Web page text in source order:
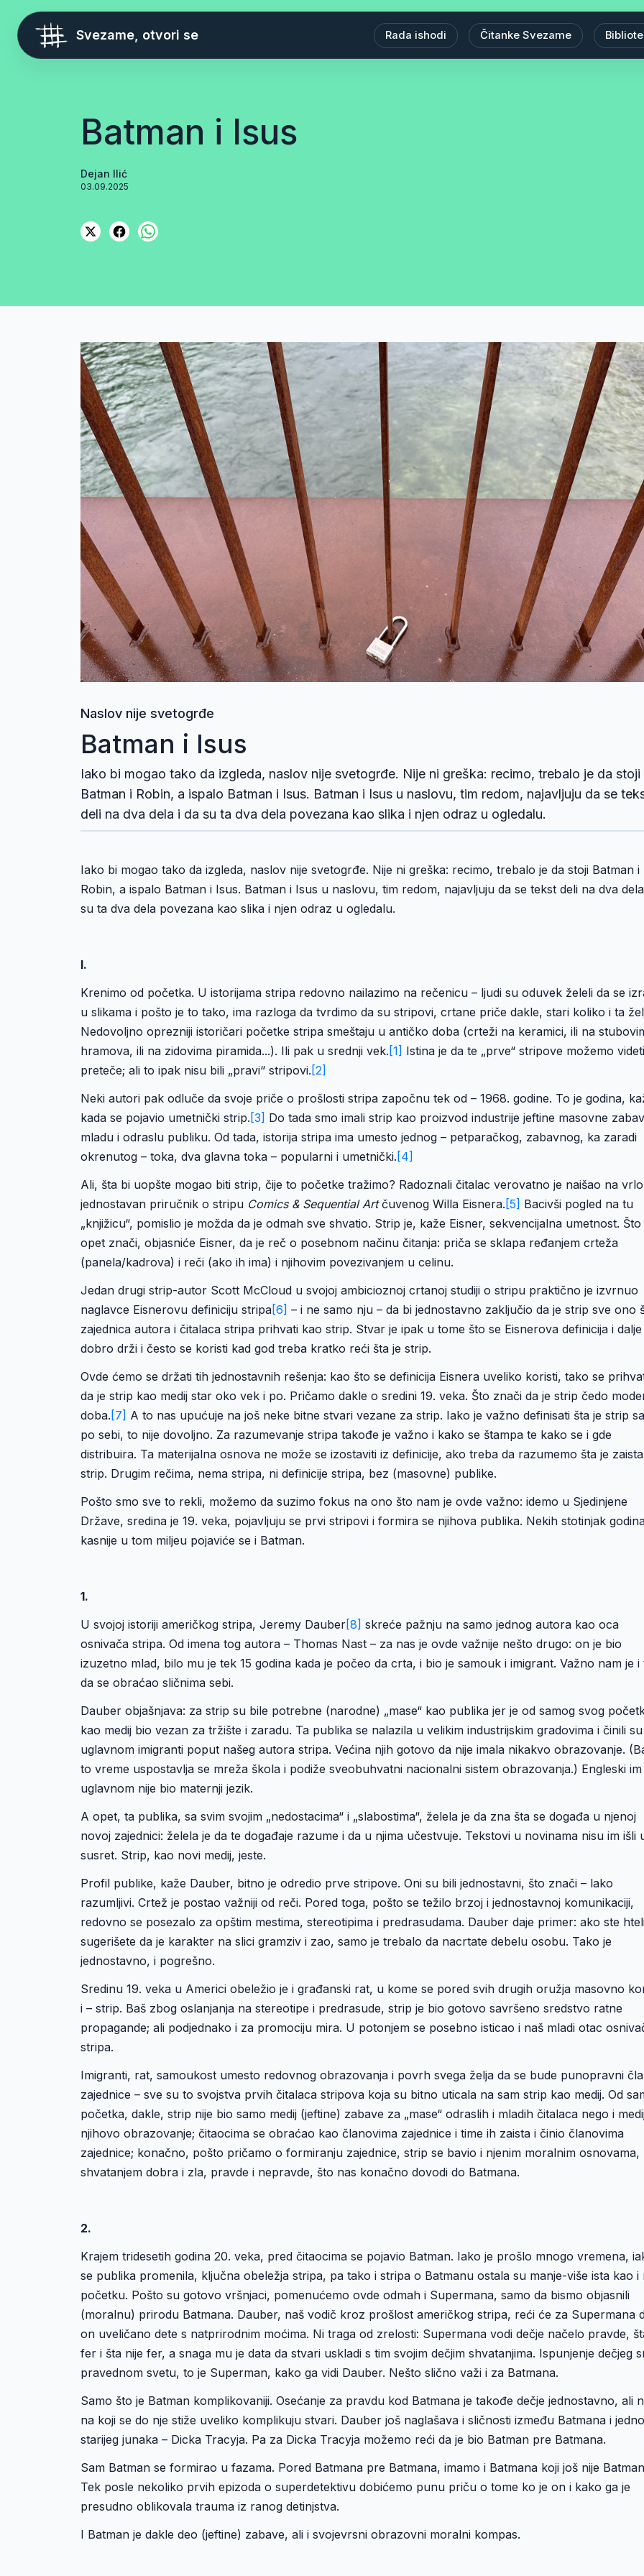
Svezame, otvori se Rada ishodi Čitanke Svezame
Batman i Isus
Dejan Ilić
03.09.2025
Naslov nije svetogrđe
Batman i Isus
Iako bi mogao tako da izgleda, naslov nije svetogrđe. Nije ni greška: recimo, trebalo je da stoji
Batman i Robin, a ispalo Batman i Isus. Batman i Isus u naslovu, tim redom, najavljuju da se
deli na dva dela i da su ta dva dela povezana kao slika i njen odraz u ogledalu.
Iako bi mogao tako da izgleda, naslov nije svetogrđe. Nije ni greška: recimo, trebalo je da stoji Batman i
Robin, a ispalo Batman i Isus. Batman i Isus u naslovu, tim redom, najavljuju da se tekst deli na dva
su ta dva dela povezana kao slika i njen odraz u ogledalu.
I.
Krenimo od početka. U istorijama stripa redovno nailazimo na rečenicu – ljudi su oduvek želeli da se
u slikama i pošto je to tako, ima razloga da tvrdimo da su stripovi, crtane priče dakle, stari koliko i ta
Nedovoljno oprezniji istoričari početke stripa smeštaju u antičko doba (crteži na keramici, ili na
hramova, ili na zidovima piramida...). Ili pak u srednji vek. [1] Istina je da te „prve“ stripove možemo
preteče; ali to ipak nisu bili „pravi“ stripovi. [2]
Neki autori pak odluče da svoje priče o prošlosti stripa započnu tek od – 1968. godine. To je godina,
kada se pojavio umetnički strip. [3] Do tada smo imali strip kao proizvod industrije jeftine masovne
mladu i odraslu publiku. Od tada, istorija stripa ima umesto jednog – petparačkog, zabavnog, ka zaradi
okrenutog – toka, dva glavna toka – popularni i umetnički. [4]
Ali, šta bi uopšte mogao biti strip, čije to početke tražimo? Radoznali čitalac verovatno je naišao na vrlo
jednostavan priručnik o stripu Comics & Sequential Artčuvenog Willa Eisnera. [5] Bacivši pogled na tu
„knjižicu“, pomislio je možda da je odmah sve shvatio. Strip je, kaže Eisner, sekvencijalna umetnost. Što
opet znači, objasniće Eisner, da je reč o posebnom načinu čitanja: priča se sklapa ređanjem crteža
(panela/kadrova) i reči (ako ih ima) i njihovim povezivanjem u celinu.
Jedan drugi strip-autor Scott McCloud u svojoj ambicioznoj crtanoj studiji o stripu praktično je izvrnuo
naglavce Eisnerovu definiciju stripa[6] – i ne samo nju – da bi jednostavno zaključio da je strip sve ono
zajednica autora i čitalaca stripa prihvati kao strip. Stvar je ipak u tome što se Eisnerova definicija i dalje
dobro drži i često se koristi kad god treba kratko reći šta je strip.
Ovde ćemo se držati tih jednostavnih rešenja: kao što se definicija Eisnera uveliko koristi, tako se
da je strip kao medij star oko vek i po. Pričamo dakle o sredini 19. veka. Što znači da je strip čedo
doba. [7] A to nas upućuje na još neke bitne stvari vezane za strip. Iako je važno definisati šta je strip
po sebi, to nije dovoljno. Za razumevanje stripa takođe je važno i kako se štampa te kako se i gde
distribuira. Ta materijalna osnova ne može se izostaviti iz definicije, ako treba da razumemo šta je zaista
strip. Drugim rečima, nema stripa, ni definicije stripa, bez (masovne) publike.
Pošto smo sve to rekli, možemo da suzimo fokus na ono što nam je ovde važno: idemo u Sjedinjene
Države, sredina je 19. veka, pojavljuju se prvi stripovi i formira se njihova publika. Nekih stotinjak
kasnije u tom miljeu pojaviće se i Batman.
1.
U svojoj istoriji američkog stripa, Jeremy Dauber[8] skreće pažnju na samo jednog autora kao oca
osnivača stripa. Od imena tog autora – Thomas Nast – za nas je ovde važnije nešto drugo: on je bio
izuzetno mlad, bilo mu je tek 15 godina kada je počeo da crta, i bio je samouk i imigrant. Važno nam je i
da se obraćao sličnima sebi.
Dauber objašnjava: za strip su bile potrebne (narodne) „mase“ kao publika jer je od samog svog
kao medij bio vezan za tržište i zaradu. Ta publika se nalazila u velikim industrijskim gradovima i činili su
uglavnom imigranti poput našeg autora stripa. Većina njih gotovo da nije imala nikakvo obrazovanje.
to vreme uspostavlja se mreža škola i podiže sveobuhvatni nacionalni sistem obrazovanja.) Engleski im
uglavnom nije bio maternji jezik.
A opet, ta publika, sa svim svojim „nedostacima“ i „slabostima“, želela je da zna šta se događa u njenoj
novoj zajednici: želela je da te događaje razume i da u njima učestvuje. Tekstovi u novinama nisu im išli
susret. Strip, kao novi medij, jeste.
Profil publike, kaže Dauber, bitno je odredio prve stripove. Oni su bili jednostavni, što znači – lako
razumljivi. Crtež je postao važniji od reči. Pored toga, pošto se težilo brzoj i jednostavnoj komunikaciji,
redovno se posezalo za opštim mestima, stereotipima i predrasudama. Dauber daje primer: ako ste
sugerišete da je karakter na slici gramziv i zao, samo je trebalo da nacrtate debelu osobu. Tako je
jednostavno, i pogrešno.
Sredinu 19. veka u Americi obeležio je i građanski rat, u kome se pored svih drugih oružja masovno
i – strip. Baš zbog oslanjanja na stereotipe i predrasude, strip je bio gotovo savršeno sredstvo ratne
propagande; ali podjednako i za promociju mira. U potonjem se posebno isticao i naš mladi otac
stripa.
Imigranti, rat, samoukost umesto redovnog obrazovanja i povrh svega želja da se bude punopravni
zajednice – sve su to svojstva prvih čitalaca stripova koja su bitno uticala na sam strip kao medij. Od
početka, dakle, strip nije bio samo medij (jeftine) zabave za „mase“ odraslih i mladih čitalaca nego i
njihovo obrazovanje; čitaocima se obraćao kao članovima zajednice i time ih zaista i činio članovima
zajednice; konačno, pošto pričamo o formiranju zajednice, strip se bavio i njenim moralnim osnovama,
shvatanjem dobra i zla, pravde i nepravde, što nas konačno dovodi do Batmana.
2.
Krajem tridesetih godina 20. veka, pred čitaocima se pojavio Batman. Iako je prošlo mnogo vremena,
se publika promenila, ključna obeležja stripa, pa tako i stripa o Batmanu ostala su manje-više ista kao i
početku. Pošto su gotovo vršnjaci, pomenućemo ovde odmah i Supermana, samo da bismo objasnili
(moralnu) prirodu Batmana. Dauber, naš vodič kroz prošlost američkog stripa, reći će za Supermana
on uveličano dete s natprirodnim moćima. Ni traga od zrelosti: Supermana vodi dečje načelo pravde,
fer i šta nije fer, a snaga mu je data da stvari uskladi s tim svojim dečjim shvatanjima. Ispunjenje dečjeg
pravednom svetu, to je Superman, kako ga vidi Dauber. Nešto slično važi i za Batmana.
Samo što je Batman komplikovaniji. Osećanje za pravdu kod Batmana je takođe dečje jednostavno, ali
na koji se do nje stiže uveliko komplikuju stvari. Dauber još naglašava i sličnosti između Batmana i
starijeg junaka – Dicka Tracyja. Pa za Dicka Tracyja možemo reći da je bio Batman pre Batmana.
Sam Batman se formirao u fazama. Pored Batmana pre Batmana, imamo i Batmana koji još nije
Tek posle nekoliko prvih epizoda o superdetektivu dobićemo punu priču o tome ko je on i kako ga je
presudno oblikovala trauma iz ranog detinjstva.
I Batman je dakle deo (jeftine) zabave, ali i svojevrsni obrazovni moralni kompas.